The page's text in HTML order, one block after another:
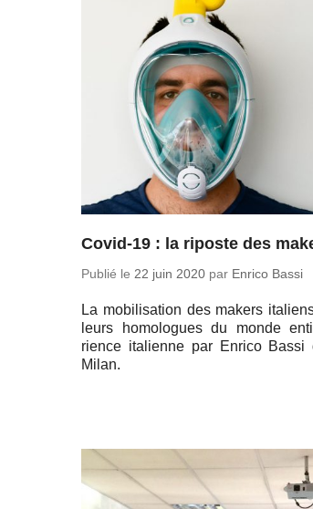
Covid-19 : la riposte des
Publié le 22 juin 2020 par Enrico Bassi
La mo­bi­li­sa­tion des makers
leurs ho­mo­logues du monde
rience ita­lienne par Enrico Bassi
Milan.